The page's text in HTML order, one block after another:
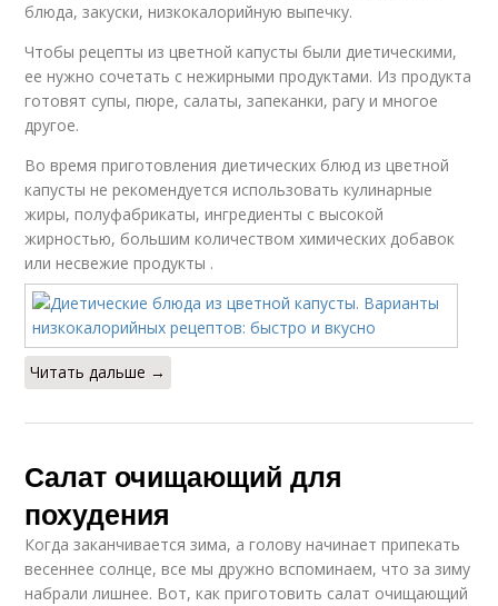
блюда, закуски, низкокалорийную выпечку.
Чтобы рецепты из цветной капусты были диетическими,
ее нужно сочетать с нежирными продуктами. Из продукта
готовят супы, пюре, салаты, запеканки, рагу и многое
другое.
Во время приготовления диетических блюд из цветной
капусты не рекомендуется использовать кулинарные
жиры, полуфабрикаты, ингредиенты с высокой
жирностью, большим количеством химических добавок
или несвежие продукты .
Читать дальше →
Салат очищающий для
похудения
Когда заканчивается зима, а голову начинает припекать
весеннее солнце, все мы дружно вспоминаем, что за зиму
набрали лишнее. Вот, как приготовить салат очищающий